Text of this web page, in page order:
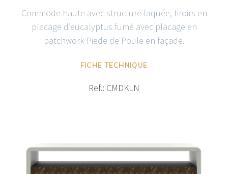
PT EN FR ES
Commode haute avec structure laquée, tiroirs en
placage d’eucalyptus fumé avec placage en
patchwork Piede de Poule en façade.
FICHE TECHNIQUE
Ref.: CMDKLN